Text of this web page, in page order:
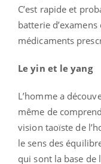
C’est rapide et
batterie
médicaments
Le yin et le yang
L’homme a
même de
vision taoïste de
le sens des
qui sont la base